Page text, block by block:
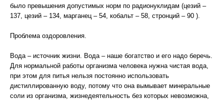
было превышения допустимых норм по радионуклидам (цезий –
137, цезий – 134, марганец – 54, кобальт – 58, стронций – 90 ).
Проблема оздоровления.
Вода – источник жизни. Вода – наше богатство и его надо беречь.
Для нормальной работы организма человека нужна чистая вода,
при этом для питья нельзя постоянно использовать
дистиллированную воду, потому что она вымывает минеральные
соли из организма, жизнедеятельность без которых невозможна,